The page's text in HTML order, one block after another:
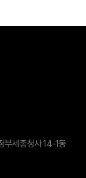
부세종청사 14-1동